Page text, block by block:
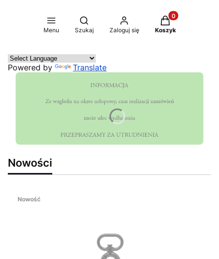
Menu
Otwórz wyszukiwarkę
Szukaj Zaloguj się
Produkty w
Koszyk
Powered by Translate
Nowości
Nowość